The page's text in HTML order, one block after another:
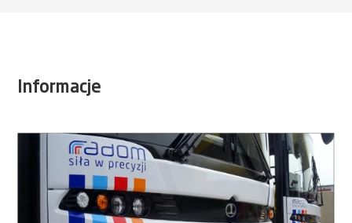
Informacje